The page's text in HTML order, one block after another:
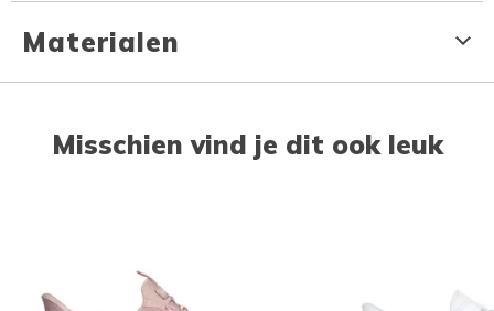
Materialen
Misschien vind je dit ook leuk